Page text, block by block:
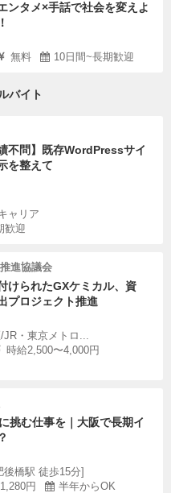
ンタメ×手話で社会を変えよ
無料 10日間~長期歓迎
バイト
不問】既存WordPressサイ
を整えて
ャリア
歓迎
進協議会
けられたGXケミカル、資
プロジェクト推進
JR・東京メトロ...
時給2,500〜4,000円
挑む仕事を｜大阪で長期イ
橋駅 徒歩15分]
円 半年からOK